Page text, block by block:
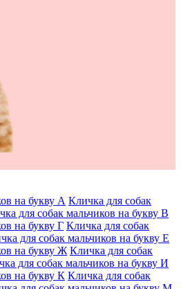
на букву А Кличка для собак
для собак мальчиков на букву В
на букву Г Кличка для собак
для собак мальчиков на букву Е
на букву Ж Кличка для собак
для собак мальчиков на букву И
на букву К Кличка для собак